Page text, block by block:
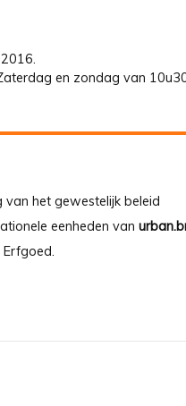
en zondag van
van het gewestelijk beleid
eenheden van
Erfgoed.